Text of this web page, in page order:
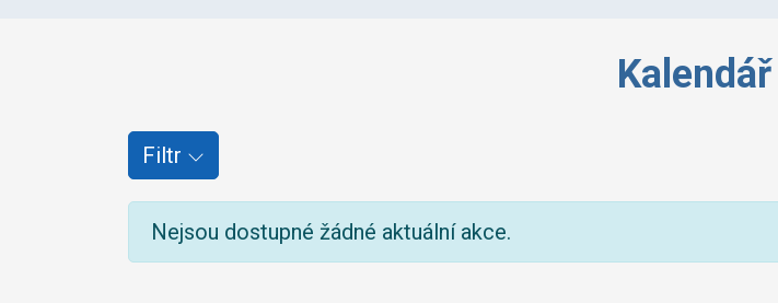
Filtr
Nejsou dostupné žádné aktuální akce.